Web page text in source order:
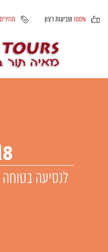
100%שביעות רצון מחירים
לנסיעה